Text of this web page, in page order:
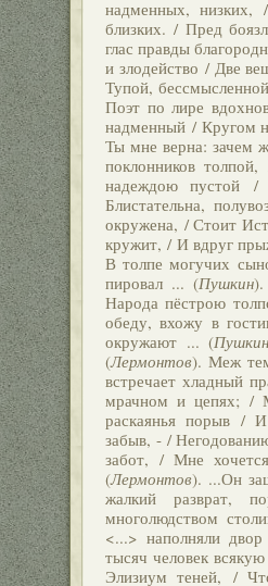
надменных, низких,
близких. / Пред
глас правды
и злодейство / Две
Тупой,
Поэт по лире
надменный / Кругом
Ты мне верна: зачем
поклонников
надеждою пустой
Блистательна,
окружена, / Стоит
кружит, / И вдруг
В толпе могучих
пировал ... (Пушкин).
Народа пёстрою
обеду, вхожу в
окружают ... (
(Лермонтов). Меж
встречает хладный
мрачном и цепях; /
раскаянья порыв /
забыв, - /
забот, / Мне
(Лермонтов). ...Он
жалкий разврат,
многолюдством
<...> наполняли
тысяч человек
Элизиум теней, /